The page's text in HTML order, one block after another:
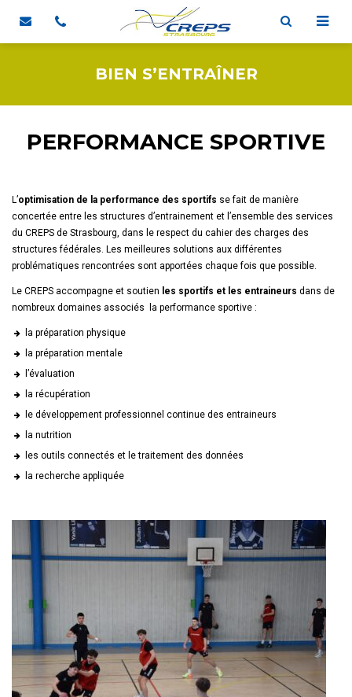
BIEN S’ENTRAÎNER
PERFORMANCE SPORTIVE
L’optimisation de la performance des sportifs se fait de manière
concertée entre les structures d’entrainement et l’ensemble des services
du CREPS de Strasbourg, dans le respect du cahier des charges des
structures fédérales. Les meilleures solutions aux différentes
problématiques rencontrées sont apportées chaque fois que possible.
Le CREPS accompagne et soutien les sportifs et les entraineurs dans de
nombreux domaines associés la performance sportive :
la préparation physique
la préparation mentale
l’évaluation
la récupération
le développement professionnel continue des entraineurs
la nutrition
les outils connectés et le traitement des données
la recherche appliquée